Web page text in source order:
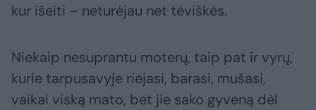
kur išeiti – neturėjau net tėviškės.
Niekaip nesuprantu moterų, taip pat ir vyrų,
kurie tarpusavyje riejasi, barasi, mušasi,
vaikai viską mato, bet jie sako gyveną dėl